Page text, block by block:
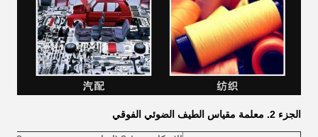
الجزء 2. معلمة مقياس الطيف الضوئي الفوقي